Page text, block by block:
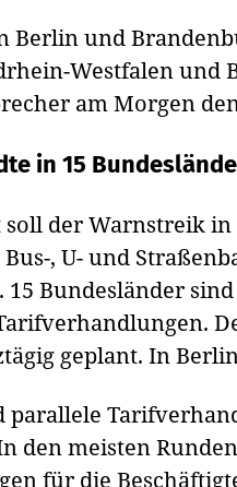
Berlin und
Westfalen und
am Morgen
in 15
der Warnstreik
, U- und
15 Bundesländer
geplant. In
den meisten
für die